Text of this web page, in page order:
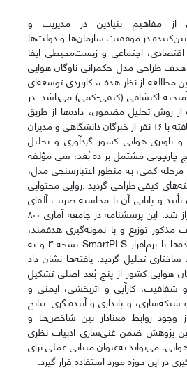
از مفاهیم بنیادین در مدیریت و
در موفقیت سازمان‌ها و دولت‌ها
اجتماعی و زیست‌محیطی ایفا
طراحی مدل حکمرانی ناوگان هوایی
مطالعه از نظر هدف، کاربردی-توسعه‌ای
اکتشافی (کیفی-کمی) می‌باشد. در
از روش تحلیل مضمون، داده‌ها از طریق
مصاحبه‌های نیمه‌ساختاریافته با ۱۶ نفر از خبرگان دانشگاهی و مدیران
ناوبری هوایی کشور گردآوری و تحلیل
چارچوبی مشتمل بر ده بُعد، سی مؤلفه
کمی، به منظور اعتبارسنجی مدل،
کیفی طراحی گردید .روایی محتوایی
و پایایی آن با محاسبه ضریب آلفای
کرونباخ (بیش از 7/0) احراز شد. این پرسشنامه در جامعه آماری ۸۰۰
مذکور توزیع و با نمونه‌گیری هدفمند،
SmartPLS
نسخه ۳ و به
تحلیل گردید. یافته‌ها نشان داد
هوایی کشور از پنج بُعد اصلی تشکیل
کارآیی و اثربخشی، ایمنی و
و پایداری و آینده‌نگری. نتایج
وجود روابط معنادار بین شاخص‌ها و
پژوهش ضمن غنی‌سازی ادبیات نظری
می‌تواند به‌عنوان مبنایی عملی برای
این حوزه مورد استفاده قرار گیرد.